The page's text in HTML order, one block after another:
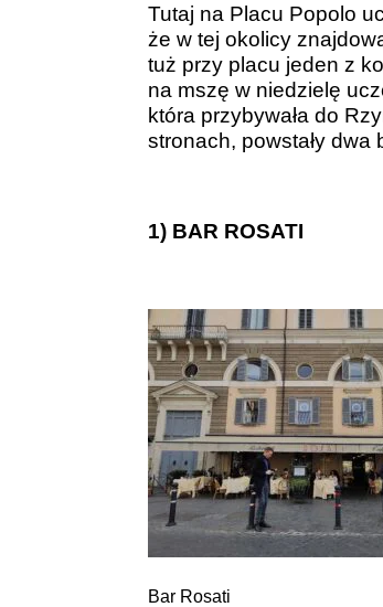
Tutaj na Placu Popolo
że w tej okolicy
tuż przy placu jeden z
na mszę w niedzielę
która przybywała do
stronach, powstały dwa
1) BAR ROSATI
Bar Rosati